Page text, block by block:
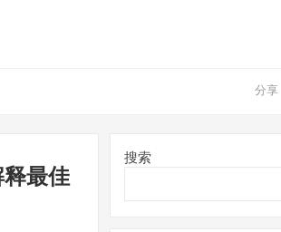
最佳
搜索